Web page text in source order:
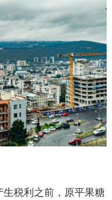
税利之前，原平果糖